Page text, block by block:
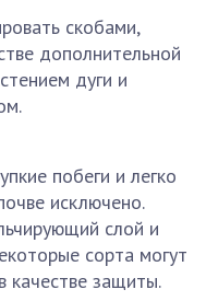
скобами,
дополнительной
дуги и
побеги и легко
исключено.
слой и
сорта могут
качестве защиты.